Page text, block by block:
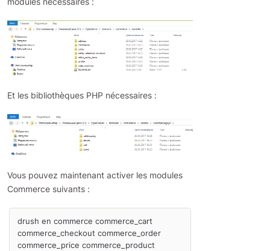
Et les bibliothèques PHP nécessaires :
Vous pouvez maintenant activer les modules
Commerce suivants :
drush en commerce commerce_cart
commerce_checkout commerce_order
commerce_price commerce_product